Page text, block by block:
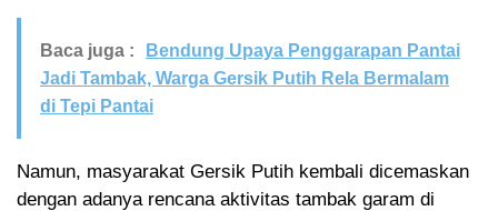
Baca juga :
Bendung Upaya Penggarapan Pantai
Jadi Tambak, Warga Gersik Putih Rela Bermalam
di Tepi Pantai
Namun, masyarakat Gersik Putih kembali dicemaskan
dengan adanya rencana aktivitas tambak garam di